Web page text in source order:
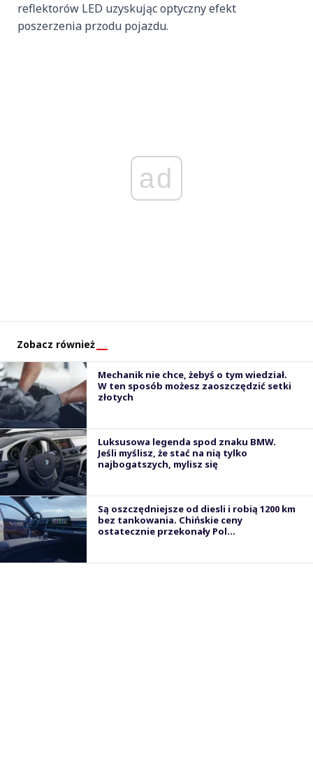
reflektorów LED uzyskując optyczny efekt
poszerzenia przodu pojazdu.
ad
Zobacz również
Mechanik nie chce, żebyś o tym wiedział.
W ten sposób możesz zaoszczędzić setki
złotych
Luksusowa legenda spod znaku BMW.
Jeśli myślisz, że stać na nią tylko
najbogatszych, mylisz się
Są oszczędniejsze od diesli i robią 1200 km
bez tankowania. Chińskie ceny
ostatecznie przekonały Pol...